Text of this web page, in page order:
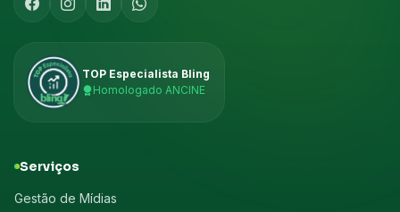
TOP Especialista Bling
Homologado ANCINE
Serviços
Gestão de Mídias